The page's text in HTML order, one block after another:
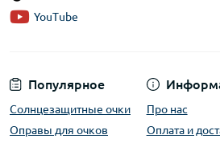
Популярное
Солнцезащитные очки
Оправы для очков
Про нас
Оплата и
YouTube